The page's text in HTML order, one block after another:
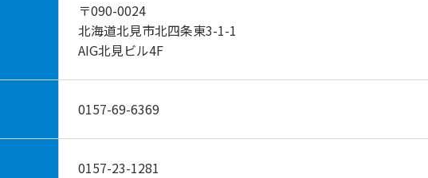
〒090-0024
北海道北見市北四条東3-1-1
AIG北見ビル4F
0157-69-6369
0157-23-1281